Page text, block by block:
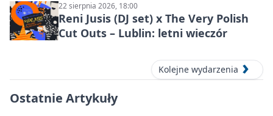
22 sierpnia 2026, 18:00
Reni Jusis (DJ set) x The Very Polish
Cut Outs – Lublin: letni wieczór
Kolejne wydarzenia
Ostatnie Artykuły